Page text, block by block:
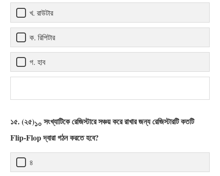
খ. রাউটার
ক. রিপিটার
গ. হাব
১৫. (২৫)১০সংখ্যাটিকে রেজিস্টারে সঞ্চয় করে রাখার জন্য রেজিস্টারটি কতটি
Flip-Flop দ্বারা গঠন করতে হবে?
৪